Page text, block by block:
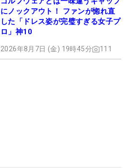
にノックアウト！ ファンが惚れ直
した「ドレス姿が完璧すぎる女子プ
ロ」神10
2026年8月7日 (金) 19時45分 111